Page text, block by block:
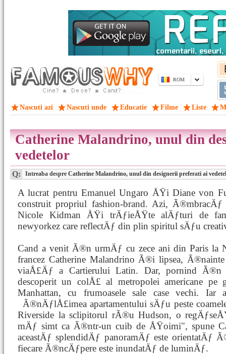
ROM
Nascuti azi Nascuti unde Educatie Filme Liste
Catherine Malandrino, unul din
vedetelor
Q: Intreaba despre Catherine Malandrino, unul din designerii preferati ai
A lucrat pentru Emanuel Ungaro ÅŸi Diane von
construit propriul fashion-brand. Azi,
Nicole Kidman ÅŸi trÄƒieÅŸte alÄƒturi de
newyorkez care reflectÄƒ din plin spiritul sÄƒu
Cand a venit Ã®n urmÄƒ cu zece ani din Paris la
francez Catherine Malandrino Ã®i lipsea,
viaÅ£Äƒ a Cartierului Latin. Dar, pornind Ã®n
descoperit un colÅ£ al metropolei americane pe
Manhattan, cu frumoasele sale case vechi.
Ã®nÄƒlÅ£imea apartamentului sÄƒu peste
Riverside la sclipitorul rÃ®u Hudson, o
mÄƒ simt ca Ã®ntr-un cuib de ÅŸoimi", spune
aceastÄƒ splendidÄƒ panoramÄƒ este orientatÄƒ
fiecare Ã®ncÄƒpere este inundatÄƒ de luminÄƒ.